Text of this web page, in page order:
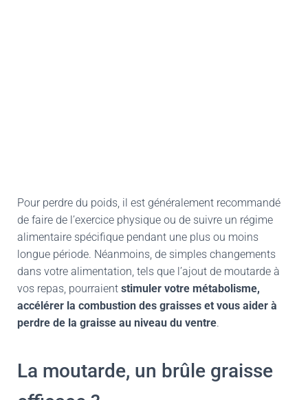
Pour perdre du poids, il est généralement recommandé
de faire de l’exercice physique ou de suivre un régime
alimentaire spécifique pendant une plus ou moins
longue période. Néanmoins, de simples changements
dans votre alimentation, tels que l’ajout de moutarde à
vos repas, pourraient stimuler votre métabolisme,
accélérer la combustion des graisses et vous aider à
perdre de la graisse au niveau du ventre.
La moutarde, un brûle graisse